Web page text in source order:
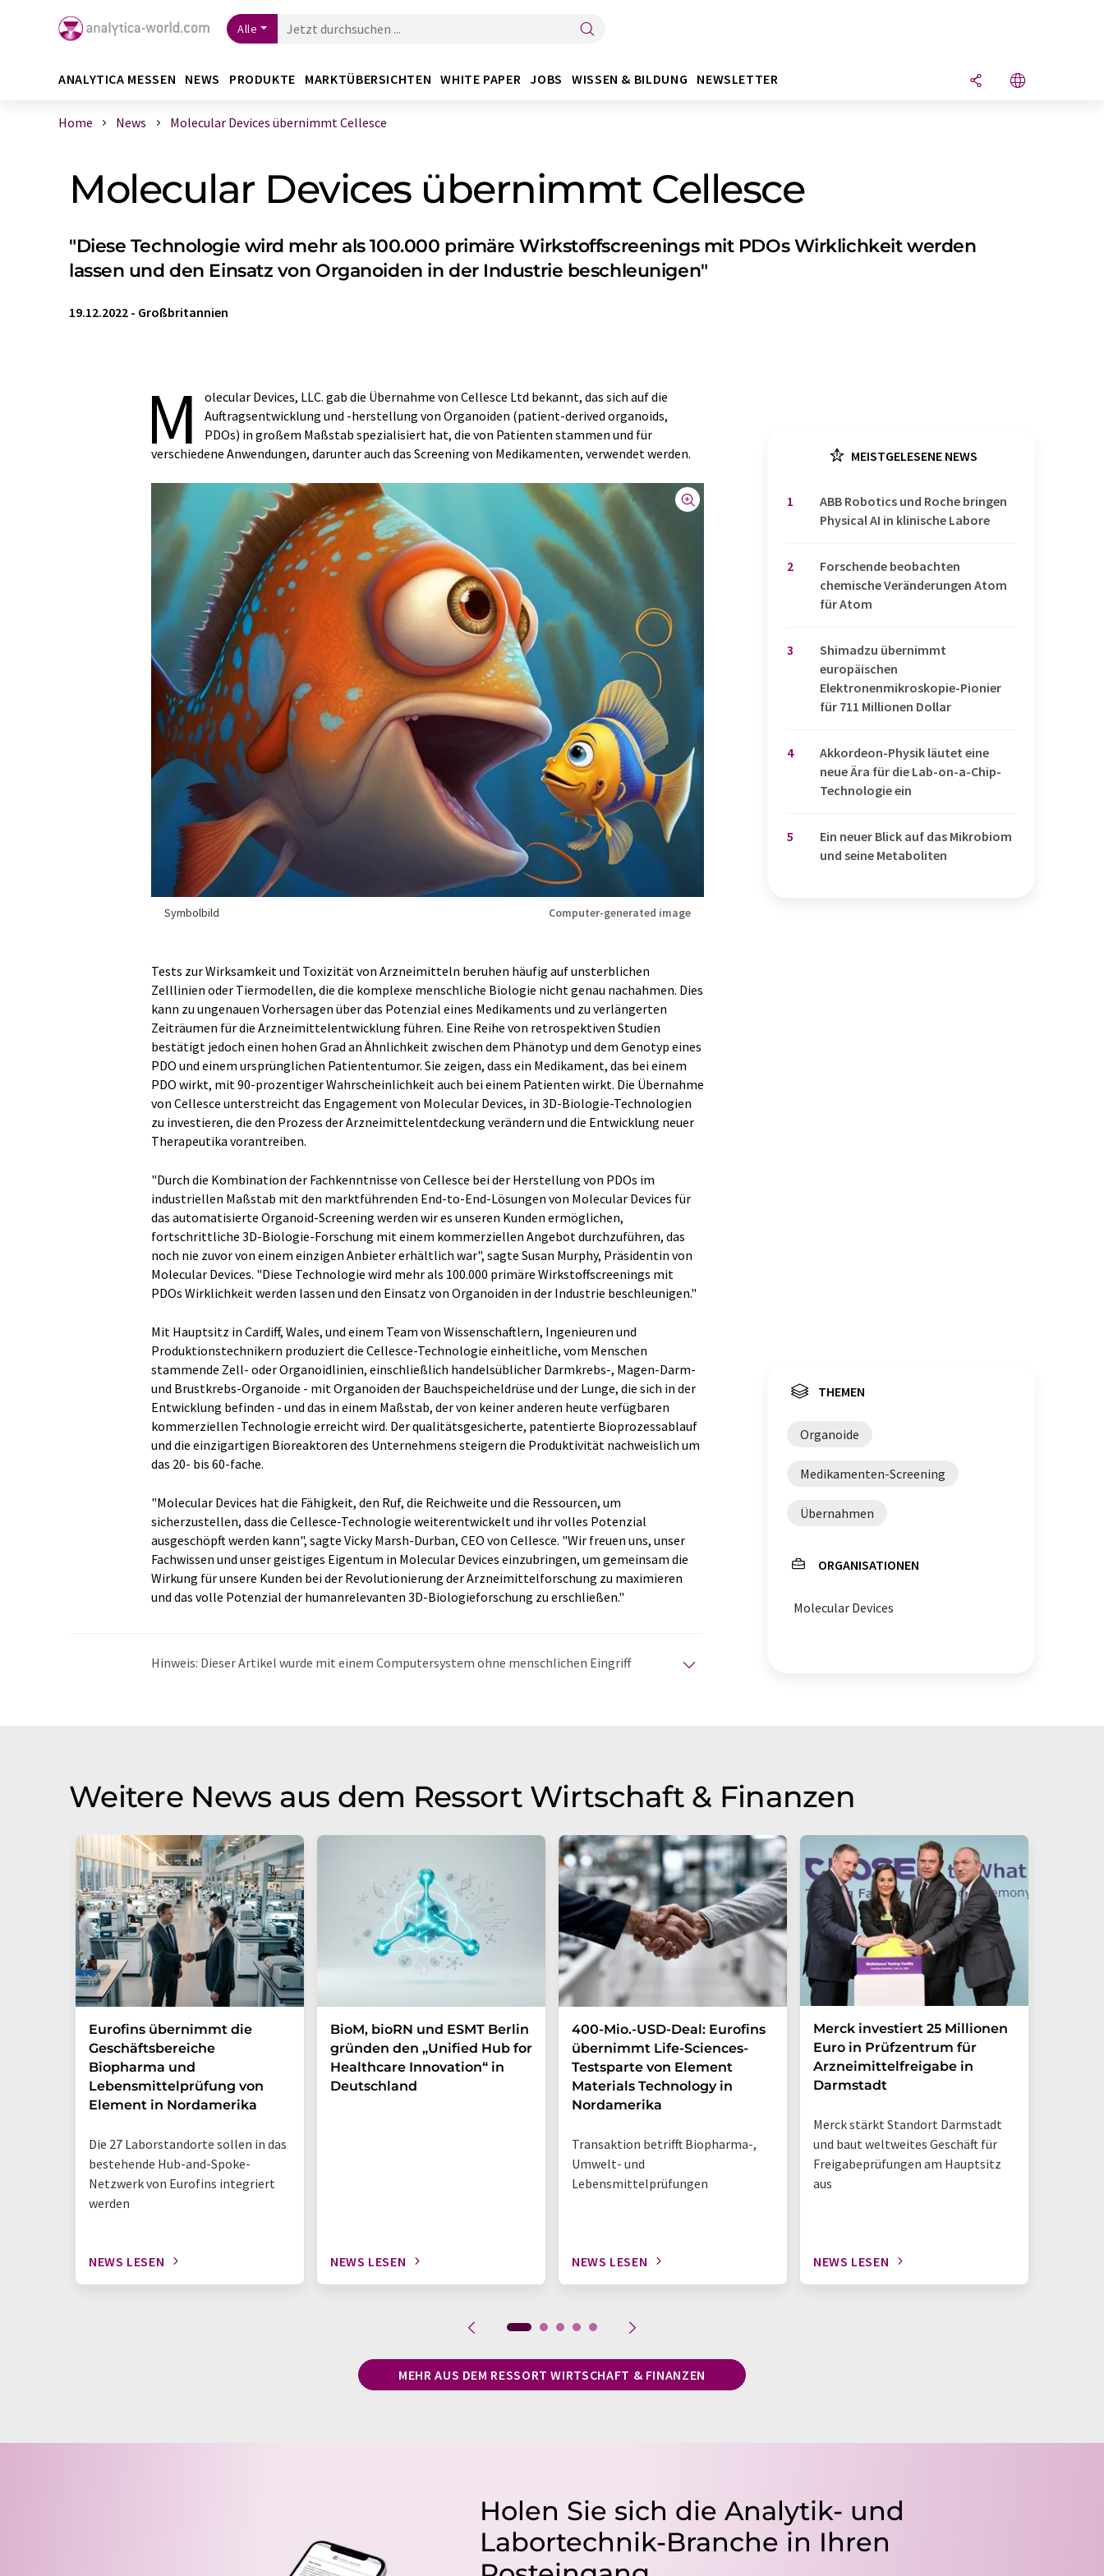
Alle
ANALYTICA MESSEN NEWS PRODUKTE MARKTÜBERSICHTEN WHITE PAPER JOBS WISSEN & BILDUNG NEWSLETTER
Home News Molecular Devices übernimmt Cellesce
Molecular Devices übernimmt Cellesce
"Diese Technologie wird mehr als 100.000 primäre Wirkstoffscreenings mit PDOs Wirklichkeit werden
lassen und den Einsatz von Organoiden in der Industrie beschleunigen"
19.12.2022 - Großbritannien
M
olecular Devices, LLC. gab die Übernahme von Cellesce Ltd bekannt, das sich auf die
Auftragsentwicklung und -herstellung von Organoiden (patient-derived organoids,
PDOs) in großem Maßstab spezialisiert hat, die von Patienten stammen und für
verschiedene Anwendungen, darunter auch das Screening von Medikamenten, verwendet werden.
Symbolbild Computer-generated image
Tests zur Wirksamkeit und Toxizität von Arzneimitteln beruhen häufig auf unsterblichen
Zelllinien oder Tiermodellen, die die komplexe menschliche Biologie nicht genau nachahmen. Dies
kann zu ungenauen Vorhersagen über das Potenzial eines Medikaments und zu verlängerten
Zeiträumen für die Arzneimittelentwicklung führen. Eine Reihe von retrospektiven Studien
bestätigt jedoch einen hohen Grad an Ähnlichkeit zwischen dem Phänotyp und dem Genotyp eines
PDO und einem ursprünglichen Patiententumor. Sie zeigen, dass ein Medikament, das bei einem
PDO wirkt, mit 90-prozentiger Wahrscheinlichkeit auch bei einem Patienten wirkt. Die Übernahme
von Cellesce unterstreicht das Engagement von Molecular Devices, in 3D-Biologie-Technologien
zu investieren, die den Prozess der Arzneimittelentdeckung verändern und die Entwicklung neuer
Therapeutika vorantreiben.
"Durch die Kombination der Fachkenntnisse von Cellesce bei der Herstellung von PDOs im
industriellen Maßstab mit den marktführenden End-to-End-Lösungen von Molecular Devices für
das automatisierte Organoid-Screening werden wir es unseren Kunden ermöglichen,
fortschrittliche 3D-Biologie-Forschung mit einem kommerziellen Angebot durchzuführen, das
noch nie zuvor von einem einzigen Anbieter erhältlich war", sagte Susan Murphy, Präsidentin von
Molecular Devices. "Diese Technologie wird mehr als 100.000 primäre Wirkstoffscreenings mit
PDOs Wirklichkeit werden lassen und den Einsatz von Organoiden in der Industrie beschleunigen."
Mit Hauptsitz in Cardiff, Wales, und einem Team von Wissenschaftlern, Ingenieuren und
Produktionstechnikern produziert die Cellesce-Technologie einheitliche, vom Menschen
stammende Zell- oder Organoidlinien, einschließlich handelsüblicher Darmkrebs-, Magen-Darm-
und Brustkrebs-Organoide - mit Organoiden der Bauchspeicheldrüse und der Lunge, die sich in der
Entwicklung befinden - und das in einem Maßstab, der von keiner anderen heute verfügbaren
kommerziellen Technologie erreicht wird. Der qualitätsgesicherte, patentierte Bioprozessablauf
und die einzigartigen Bioreaktoren des Unternehmens steigern die Produktivität nachweislich um
das 20- bis 60-fache.
"Molecular Devices hat die Fähigkeit, den Ruf, die Reichweite und die Ressourcen, um
sicherzustellen, dass die Cellesce-Technologie weiterentwickelt und ihr volles Potenzial
ausgeschöpft werden kann", sagte Vicky Marsh-Durban, CEO von Cellesce. "Wir freuen uns, unser
Fachwissen und unser geistiges Eigentum in Molecular Devices einzubringen, um gemeinsam die
Wirkung für unsere Kunden bei der Revolutionierung der Arzneimittelforschung zu maximieren
und das volle Potenzial der humanrelevanten 3D-Biologieforschung zu erschließen."
Hinweis: Dieser Artikel wurde mit einem Computersystem ohne menschlichen Eingriff
MEISTGELESENE NEWS
1
​​​​​​​ABB Robotics und Roche bringen
Physical AI in klinische Labore
2
Forschende beobachten
chemische Veränderungen Atom
für Atom
3
Shimadzu übernimmt
europäischen
Elektronenmikroskopie-Pionier
für 711 Millionen Dollar
4
Akkordeon-Physik läutet eine
neue Ära für die Lab-on-a-Chip-
Technologie ein
5
Ein neuer Blick auf das Mikrobiom
und seine Metaboliten
THEMEN
Organoide
Medikamenten-Screening
Übernahmen
ORGANISATIONEN
Molecular Devices
Weitere News aus dem Ressort Wirtschaft & Finanzen
Eurofins übernimmt die
Geschäftsbereiche
Biopharma und
Lebensmittelprüfung von
Element in Nordamerika
Die 27 Laborstandorte sollen in das
bestehende Hub-and-Spoke-
Netzwerk von Eurofins integriert
werden
NEWS LESEN
BioM, bioRN und ESMT Berlin
gründen den „Unified Hub for
Healthcare Innovation“ in
Deutschland
NEWS LESEN
400-Mio.-USD-Deal: Eurofins
übernimmt Life-Sciences-
Testsparte von Element
Materials Technology in
Nordamerika
Transaktion betrifft Biopharma-,
Umwelt- und
Lebensmittelprüfungen
NEWS LESEN
Merck investiert 25 Millionen
Euro in Prüfzentrum für
Arzneimittelfreigabe in
Darmstadt
Merck stärkt Standort Darmstadt
und baut weltweites Geschäft für
Freigabeprüfungen am Hauptsitz
aus
NEWS LESEN
MEHR AUS DEM RESSORT WIRTSCHAFT & FINANZEN
Holen Sie sich die Analytik- und
Labortechnik-Branche in Ihren